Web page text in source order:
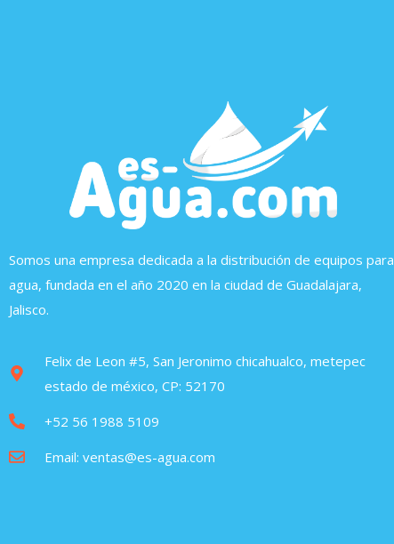
Somos una empresa dedicada a la distribución de equipos para
agua, fundada en el año 2020 en la ciudad de Guadalajara,
Jalisco.
Felix de Leon #5, San Jeronimo chicahualco, metepec
estado de méxico, CP: 52170
+52 56 1988 5109
Email: ventas@es-agua.com